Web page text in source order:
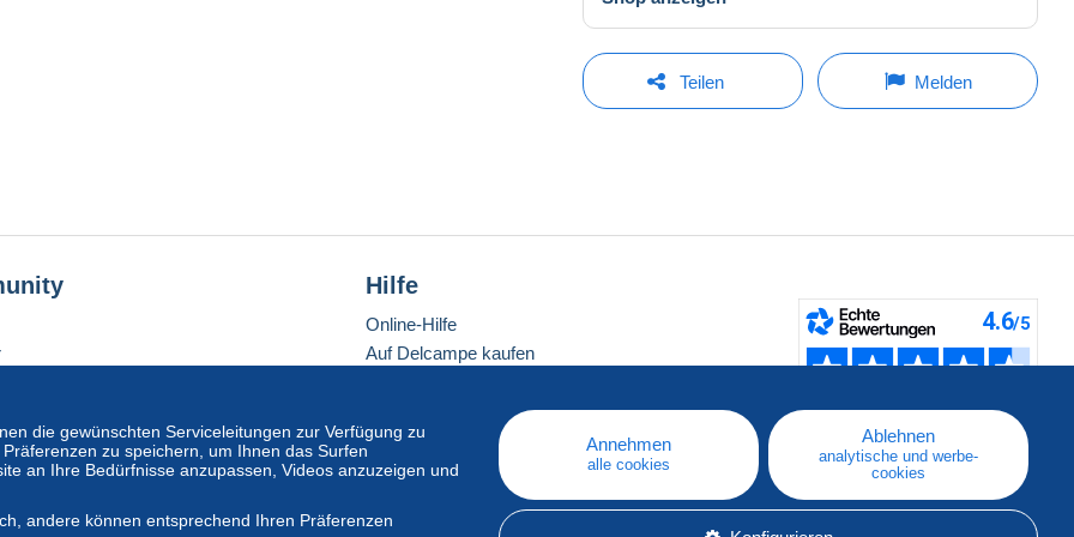
Teilen Melden
die gewünschten Serviceleitungen zur Verfügung zu
zu speichern, um Ihnen das Surfen
an Ihre Bedürfnisse anzupassen, Videos anzuzeigen und
andere können entsprechend Ihren Präferenzen
Annehmen
alle cookies
Ablehnen
analytische und werbe-
cookies
Hilfe
Online-Hilfe
Auf Delcampe kaufen
Eine sichere Website